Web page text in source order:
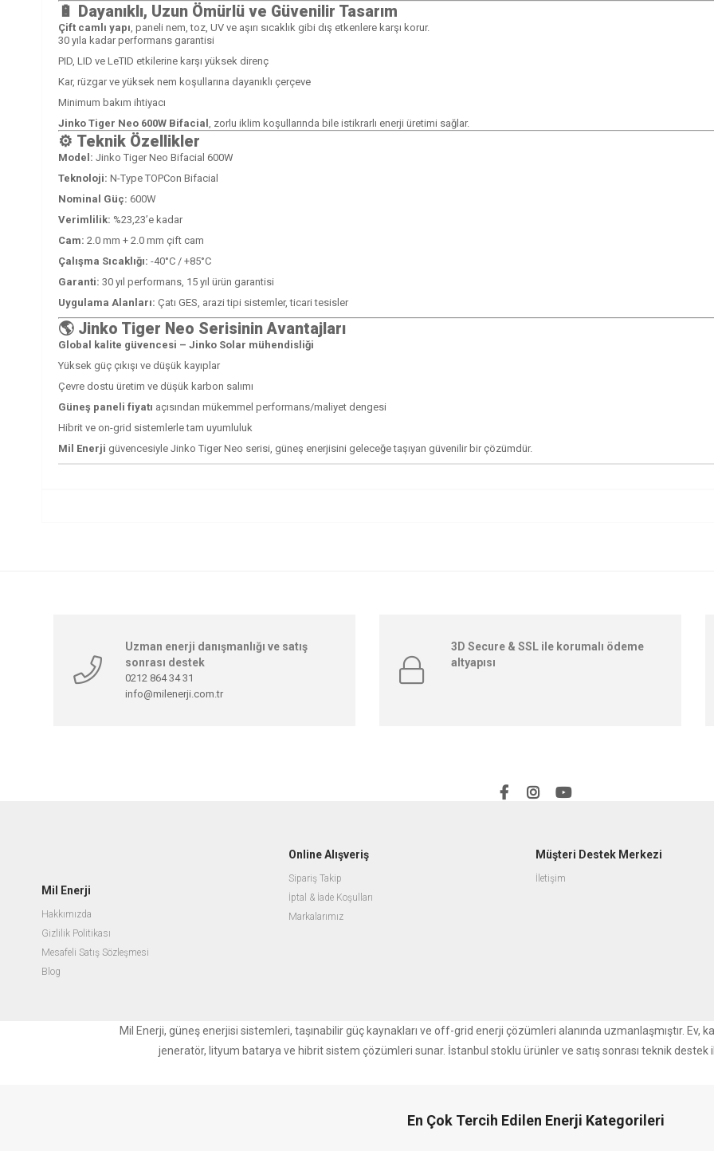
🔋 Dayanıklı, Uzun Ömürlü ve Güvenilir Tasarım
Çift camlı yapı, paneli nem, toz, UV ve aşırı sıcaklık gibi dış etkenlere karşı korur.
30 yıla kadar performans garantisi
PID, LID ve LeTID etkilerine karşı yüksek direnç
Kar, rüzgar ve yüksek nem koşullarına dayanıklı çerçeve
Minimum bakım ihtiyacı
Jinko Tiger Neo 600W Bifacial , zorlu iklim koşullarında bile istikrarlı enerji üretimi sağlar.
⚙️ Teknik Özellikler
Model: Jinko Tiger Neo Bifacial 600W
Teknoloji: N-Type TOPCon Bifacial
Nominal Güç: 600W
Verimlilik: %23,23’e kadar
Cam: 2.0 mm + 2.0 mm çift cam
Çalışma Sıcaklığı: -40°C / +85°C
Garanti: 30 yıl performans, 15 yıl ürün garantisi
Uygulama Alanları: Çatı GES, arazi tipi sistemler, ticari tesisler
🌎 Jinko Tiger Neo Serisinin Avantajları
Global kalite güvencesi – Jinko Solar mühendisliği
Yüksek güç çıkışı ve düşük kayıplar
Çevre dostu üretim ve düşük karbon salımı
Güneş paneli fiyatı açısından mükemmel performans/maliyet dengesi
Hibrit ve on-grid sistemlerle tam uyumluluk
Mil Enerji güvencesiyle Jinko Tiger Neo serisi, güneş enerjisini geleceğe taşıyan güvenilir bir çözümdür.
Uzman enerji danışmanlığı ve satış
sonrası destek
0212 864 34 31
info@milenerji.com.tr
3D Secure & SSL ile korumalı ödeme
altyapısı
Mil Enerji
Hakkımızda
Gizlilik Politikası
Mesafeli Satış Sözleşmesi
Blog
Online Alışveriş
Sipariş Takip
İptal & İade Koşulları
Markalarımız
Müşteri Destek Merkezi
İletişim
Mil Enerji, güneş enerjisi sistemleri, taşınabilir güç kaynakları ve off-grid enerji çözümleri alanında uzmanlaşmıştır. Ev,
jeneratör, lityum batarya ve hibrit sistem çözümleri sunar. İstanbul stoklu ürünler ve satış sonrası teknik destek
En Çok Tercih Edilen Enerji Kategorileri